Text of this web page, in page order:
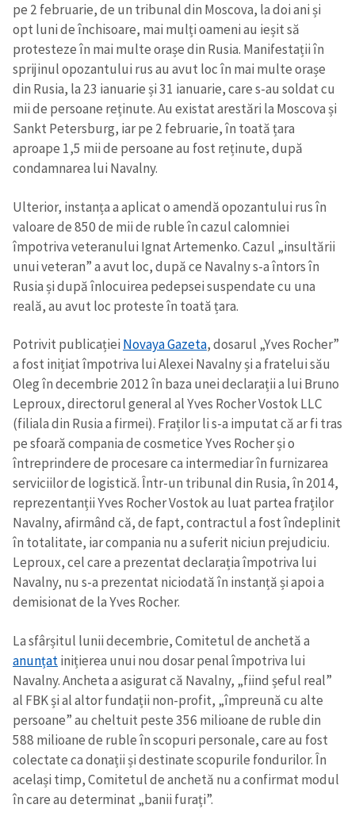
pe 2 februarie, de un tribunal din Moscova, la doi ani și
opt luni de închisoare, mai mulți oameni au ieșit să
protesteze în mai multe orașe din Rusia. Manifestații în
sprijinul opozantului rus au avut loc în mai multe orașe
din Rusia, la 23 ianuarie și 31 ianuarie, care s-au soldat cu
mii de persoane reținute. Au existat arestări la Moscova și
Sankt Petersburg, iar pe 2 februarie, în toată țara
aproape 1,5 mii de persoane au fost reținute, după
condamnarea lui Navalny.
Ulterior, instanța a aplicat o amendă opozantului rus în
valoare de 850 de mii de ruble în cazul calomniei
împotriva veteranului Ignat Artemenko. Cazul „insultării
unui veteran” a avut loc, după ce Navalny s-a întors în
Rusia și după înlocuirea pedepsei suspendate cu una
reală, au avut loc proteste în toată țara.
Potrivit publicațieiNovaya Gazeta, dosarul „Yves Rocher”
a fost inițiat împotriva lui Alexei Navalny și a fratelui său
Oleg în decembrie 2012 în baza unei declarații a lui Bruno
Leproux, directorul general al Yves Rocher Vostok LLC
(filiala din Rusia a firmei). Fraților li s-a imputat că ar fi tras
pe sfoară compania de cosmetice Yves Rocher și o
întreprindere de procesare ca intermediar în furnizarea
serviciilor de logistică. Într-un tribunal din Rusia, în 2014,
reprezentanții Yves Rocher Vostok au luat partea fraților
Navalny, afirmând că, de fapt, contractul a fost îndeplinit
în totalitate, iar compania nu a suferit niciun prejudiciu.
Leproux, cel care a prezentat declarația împotriva lui
Navalny, nu s-a prezentat niciodată în instanță și apoi a
demisionat de la Yves Rocher.
La sfârșitul lunii decembrie, Comitetul de anchetă a
anunțatinițierea unui nou dosar penal împotriva lui
Navalny. Ancheta a asigurat că Navalny, „fiind șeful real”
al FBK și al altor fundații non-profit, „împreună cu alte
persoane” au cheltuit peste 356 milioane de ruble din
588 milioane de ruble în scopuri personale, care au fost
colectate ca donații și destinate scopurile fondurilor. În
același timp, Comitetul de anchetă nu a confirmat modul
în care au determinat „banii furați”.